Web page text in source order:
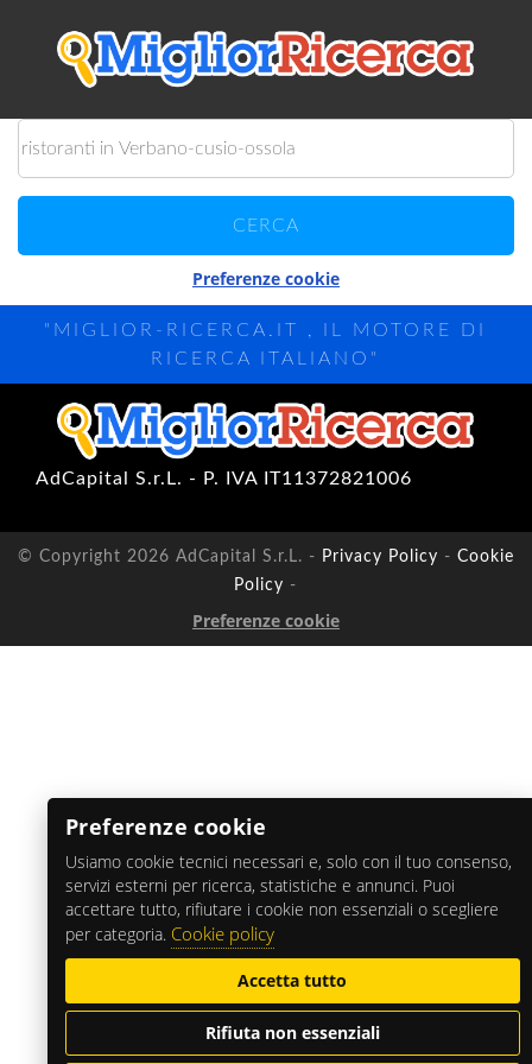
Preferenze cookie
"MIGLIOR-RICERCA.IT , IL MOTORE DI
RICERCA ITALIANO"
AdCapital S.r.L. - P. IVA IT11372821006
© Copyright 2026 AdCapital S.r.L. - Privacy Policy - Cookie
Policy -
Preferenze cookie
Preferenze cookie
Usiamo cookie tecnici necessari e, solo con il tuo consenso,
servizi esterni per ricerca, statistiche e annunci. Puoi
accettare tutto, rifiutare i cookie non essenziali o scegliere
per categoria. Cookie policy
Accetta tutto
Rifiuta non essenziali